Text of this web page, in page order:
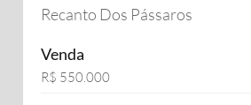
Recanto Dos Pássaros
Venda
R$ 550.000